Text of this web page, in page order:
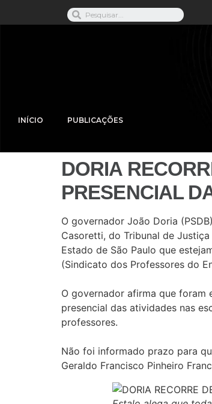
INÍCIO PUBLICAÇÕES
DORIA
PRESENCIAL
O governador João Doria
Casoretti, do Tribunal de
Estado de São Paulo que
(Sindicato dos Professores do
O governador afirma que
presencial das atividades nas
professores.
Não foi informado prazo para
Geraldo Francisco Pinheiro